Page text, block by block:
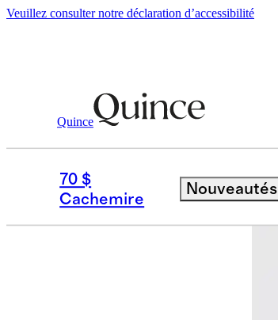
Veuillez consulter notre déclaration d’accessibilité
Quince
70 $
Cachemire
Nouveautés
Maison